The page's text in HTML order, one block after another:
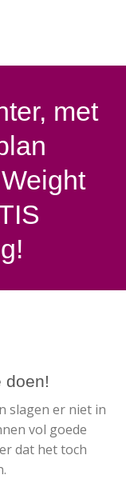
met
doen!
slagen er niet in
vol goede
dat het toch